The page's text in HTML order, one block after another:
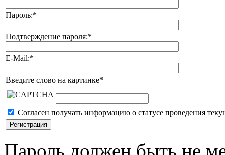
Пароль:*
Подтверждение пароля:*
E-Mail:*
Введите слово на картинке*
Согласен получать информацию о статусе проведения
Пароль должен быть не